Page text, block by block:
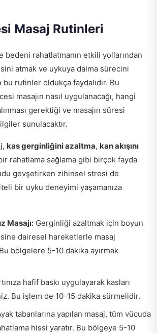
Masaj Rutinleri
bedeni rahatlatmanın etkili yollarından
atmak ve uykuya dalma sürecini
bu rutinler oldukça faydalıdır. Bu
masajın nasıl uygulanacağı, hangi
gerektiği ve masajın süresi
sunulacaktır.
kas gerginliğini azaltma, kan akışını
rahatlama sağlama gibi birçok fayda
gevşetirken zihinsel stresi de
bir uyku deneyimi yaşamanıza
Masajı: Gerginliği azaltmak için boyun
dairesel hareketlerle masaj
bölgelere 5-10 dakika ayırmak
hafif baskı uygulayarak kasları
Bu işlem de 10-15 dakika sürmelidir.
tabanlarına yapılan masaj, tüm vücuda
hissi yaratır. Bu bölgeye 5-10